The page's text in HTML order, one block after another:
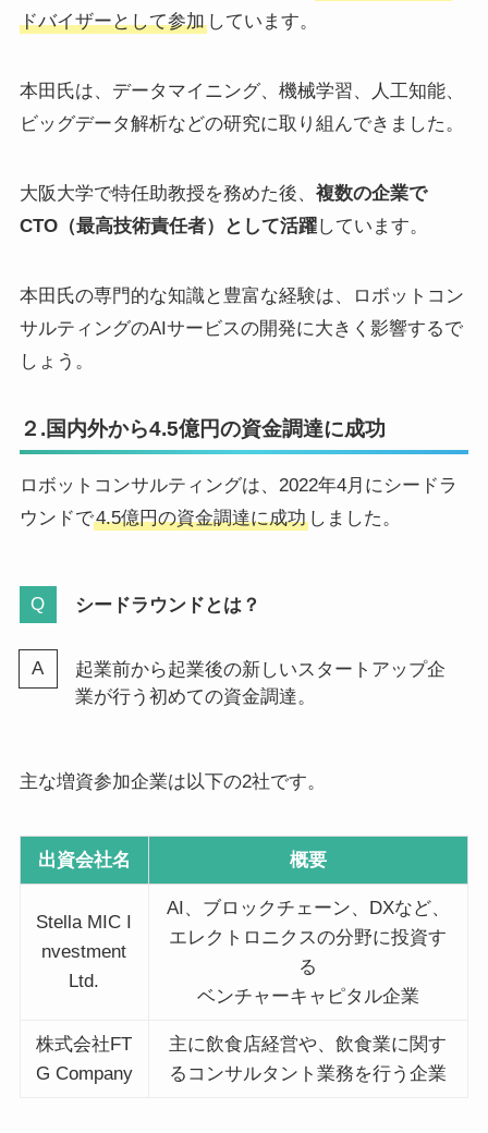
ドバイザーとして参加しています。
本田氏は、データマイニング、機械学習、人工知能、
ビッグデータ解析などの研究に取り組んできました。
大阪大学で特任助教授を務めた後、 複数の企業で
CTO（最高技術責任者）として活躍しています。
本田氏の専門的な知識と豊富な経験は、ロボットコン
サルティングのAIサービスの開発に大きく影響するで
しょう。
２.国内外から4.5億円の資金調達に成功
ロボットコンサルティングは、2022年4月にシードラ
ウンドで4.5億円の資金調達に成功しました。
シードラウンドとは？
起業前から起業後の新しいスタートアップ企
業が行う初めての資金調達。
主な増資参加企業は以下の2社です。
出資会社名 概要
Stella MIC I
nvestment
Ltd.
AI、ブロックチェーン、DXなど、
エレクトロニクスの分野に投資す
る
ベンチャーキャピタル企業
株式会社FT
G Company
主に飲食店経営や、飲食業に関す
るコンサルタント業務を行う企業